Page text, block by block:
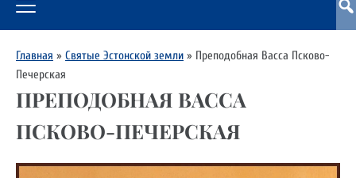
Главная » Святые Эстонской земли » Преподобная Васса Псково-
Печерская
ПРЕПОДОБНАЯ ВАССА
ПСКОВО-ПЕЧЕРСКАЯ